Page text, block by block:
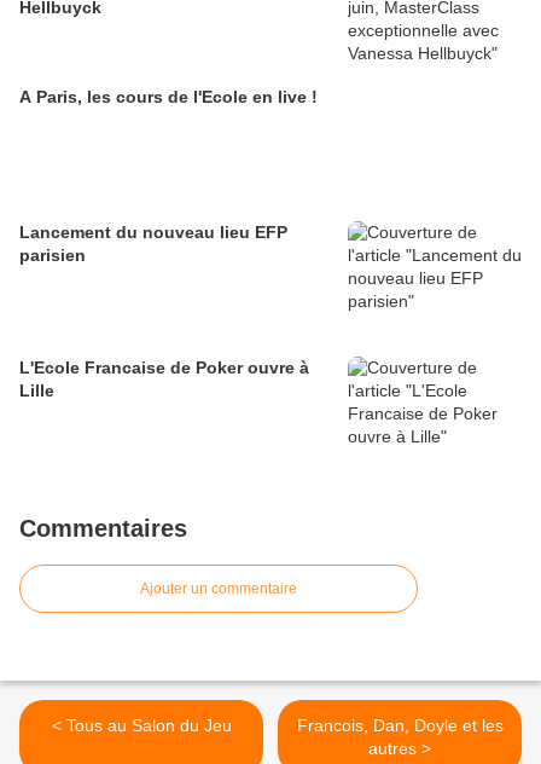
Hellbuyck
A Paris, les cours de l'Ecole en live !
Lancement du nouveau lieu EFP
parisien
L'Ecole Francaise de Poker ouvre à
Lille
Commentaires
Ajouter un commentaire
< Tous au Salon du Jeu
Francois, Dan, Doyle et les
autres >